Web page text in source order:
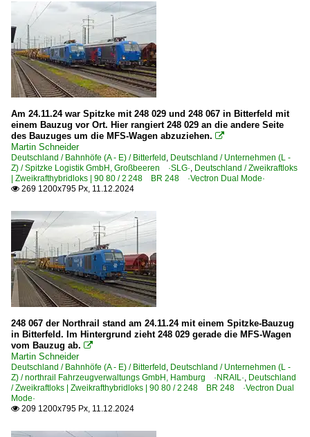
1 203 BR 203 DR 110 Umbau DR V 100.1 Private
1 204 BR 204 · DR 110 DR V 100
1 211 BR 211 DB V 100.10 Private
1 212 BR 212 DB V 100.20
1 218 BR 218
1 218 BR 218 Lokportraits
1 218 BR 218 Private
1 219 BR 219 DR 119 'U-Boot'
1 223 BR 223 · BR 253 · DE 2000 ·ER20·
1 225 BR 225 Umbau BR 215 Private
1 228 BR 228 · DR 118 DR V 180
1 232 BR 232 DR 132 · DR 130.1 'Ludmilla'
1 232 BR 232 DR 132 · DR 130.1 Lokportraits
1 232 BR 232 DR 132 · DR 130.1 Private 'Ludmilla'
1 233 BR 233 Umbau DB 232 'Ludmilla'
1 246 BR 246 ·Traxx DE·
1 247 BR 247 ·Vectron DE· Private
1 250 BR 250 ·DE-AC33C· 'Tiger'
1 261 BR 261 · BR 260 ·Gravita 10 BB·
1 264 BR 264 ·Maxima 40 CC·
1 266 BR 266 ·JT42CWR(M/-T1)· Class 66
1 271 BR 271 ·G 1000 BB·
Am 24.11.24 war Spitzke mit 248 029 und 248 067 in Bitterfeld mit
einem Bauzug vor Ort. Hier rangiert 248 029 an die andere Seite
des Bauzuges um die MFS-Wagen abzuziehen. 
Martin Schneider
Deutschland / Bahnhöfe (A - E) / Bitterfeld , Deutschland / Unternehmen (L -
Z) / Spitzke Logistik GmbH, Großbeeren ·SLG·, Deutschland / Zweikraftloks
| Zweikrafthybridloks | 90 80 / 2 248 BR 248 ·Vectron Dual Mode·
 269 1200x795 Px, 11.12.2024
248 067 der Northrail stand am 24.11.24 mit einem Spitzke-Bauzug
in Bitterfeld. Im Hintergrund zieht 248 029 gerade die MFS-Wagen
vom Bauzug ab. 
Martin Schneider
Deutschland / Bahnhöfe (A - E) / Bitterfeld , Deutschland / Unternehmen (L -
Z) / northrail Fahrzeugverwaltungs GmbH, Hamburg ·NRAIL·, Deutschland
/ Zweikraftloks | Zweikrafthybridloks | 90 80 / 2 248 BR 248 ·Vectron Dual
Mode·
 209 1200x795 Px, 11.12.2024